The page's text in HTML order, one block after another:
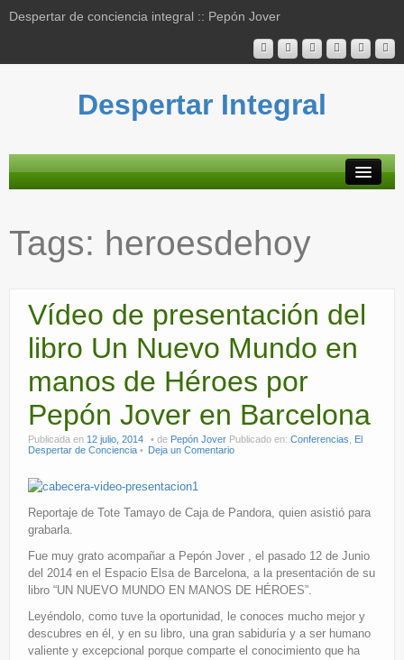
Despertar de conciencia integral :: Pepón Jover
Despertar Integral
Actividades
Bibliografía
Mapa contenidos
Contacto
Tags: heroesdehoy
Vídeo de presentación del
libro Un Nuevo Mundo en
manos de Héroes por
Pepón Jover en Barcelona
Publicada en 12 julio, 2014 de Pepón Jover Publicado en: Conferencias
El
Despertar de Conciencia
Deja un Comentario
Reportaje de Tote Tamayo de Caja de Pandora, quien asistió para
grabarla.
Fue muy grato acompañar a Pepón Jover , el pasado 12 de Junio
del 2014 en el Espacio Elsa de Barcelona, a la presentación de su
libro “UN NUEVO MUNDO EN MANOS DE HÉROES”.
Leyéndolo, como tuve la oportunidad, le conoces mucho mejor y
descubres en él, y en su libro, una gran sabiduría y a ser humano
valiente y excepcional porque comparte el conocimiento que ha